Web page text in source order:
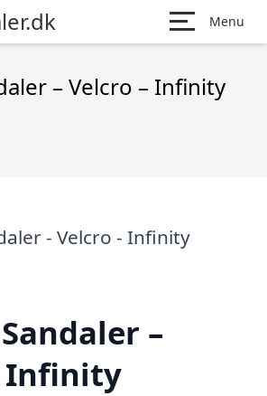
Menu
– Velcro – Infinity
–
Infinity